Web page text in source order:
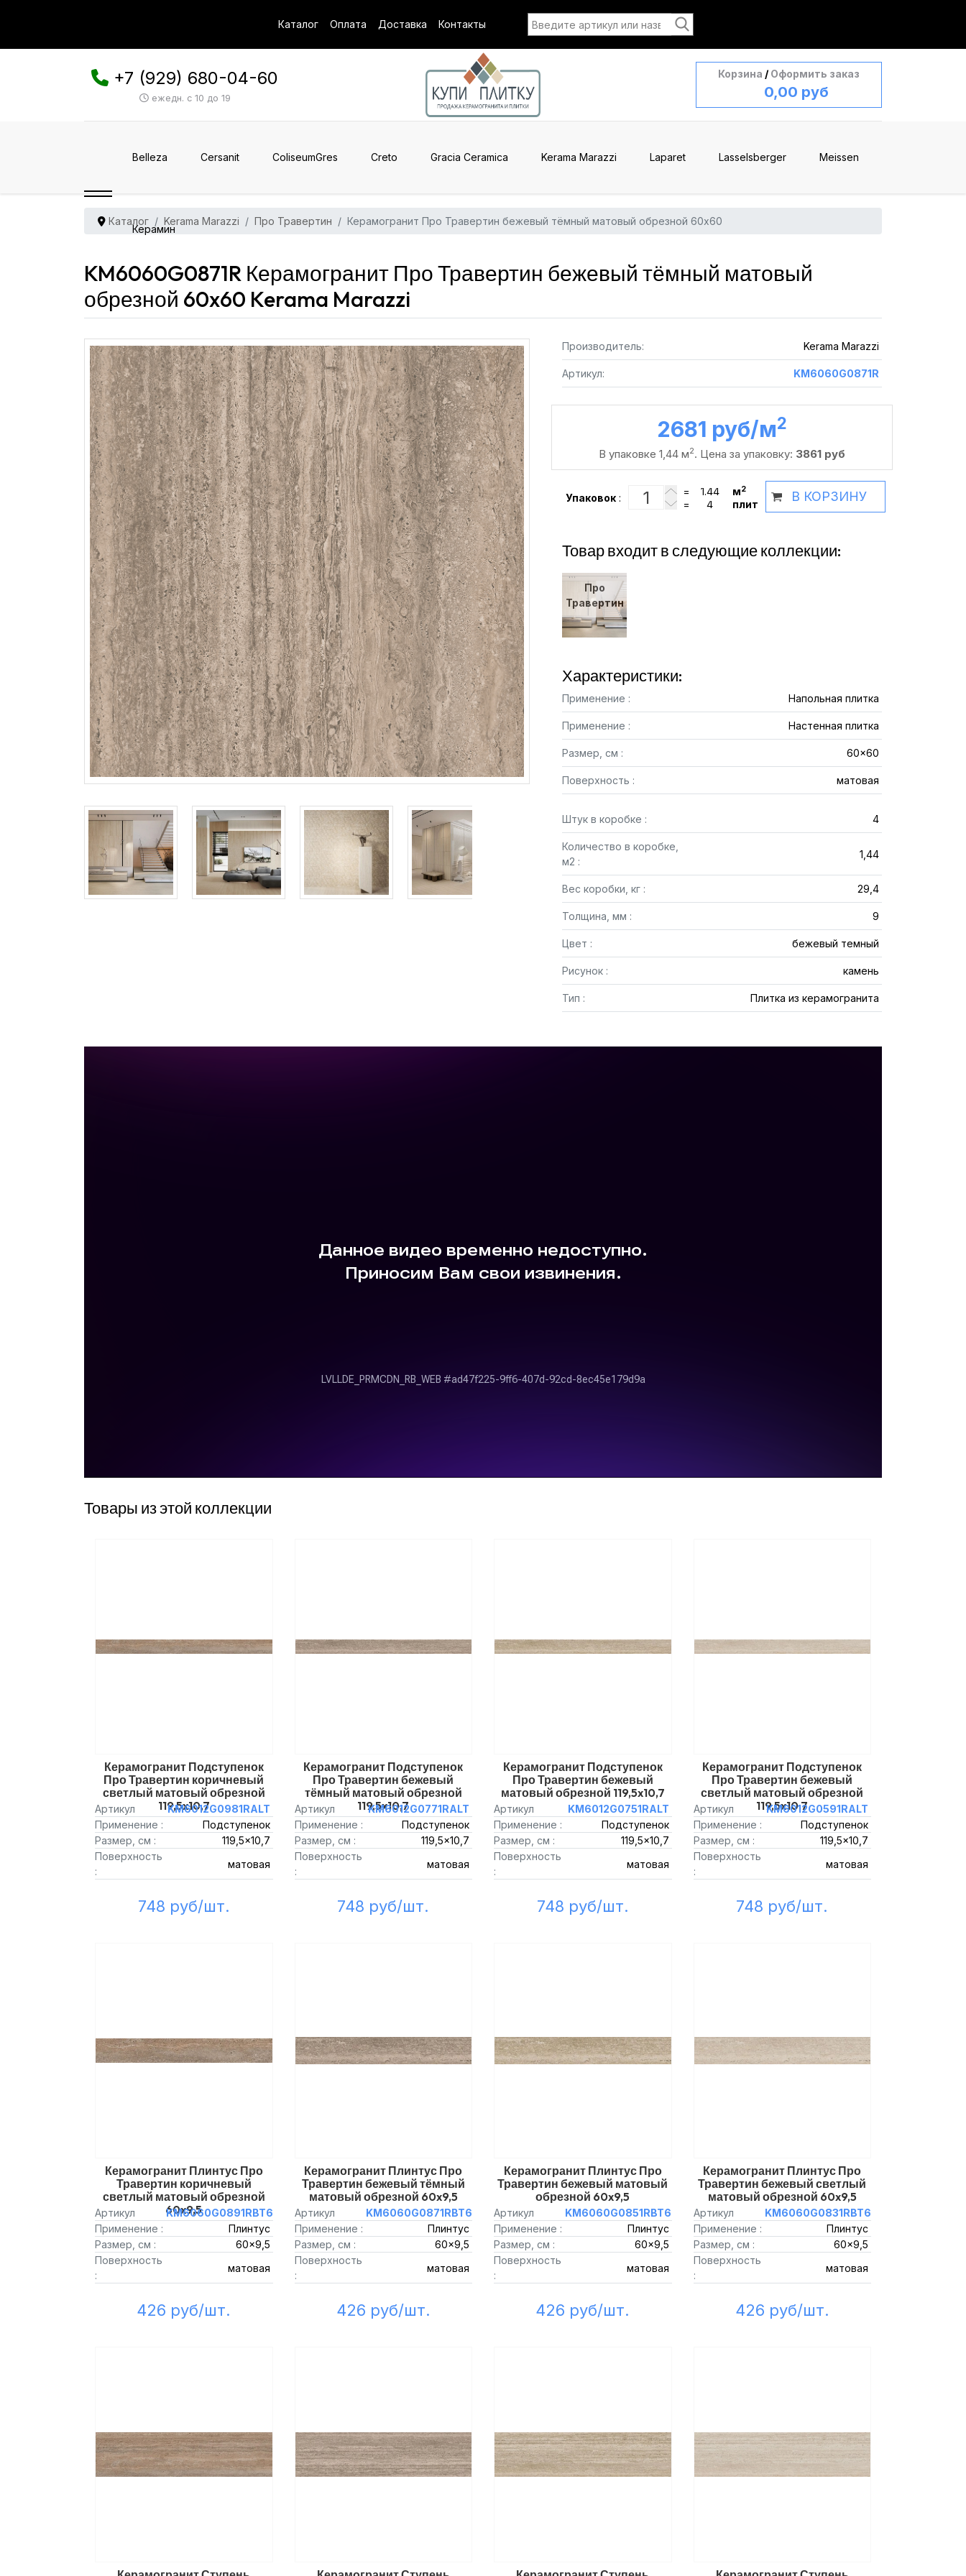
Каталог Оплата Доставка Контакты
+7 (929) 680-04-60
ежедн. с 10 до 19
Корзина / Оформить заказ
0,00 руб
Belleza Cersanit ColiseumGres Creto Gracia Ceramica Kerama Marazzi Laparet Lasselsberger Meissen
Керамин
Каталог Kerama Marazzi Про Травертин Керамогранит Про Травертин бежевый тёмный матовый обрезной 60x60
KM6060G0871R Керамогранит Про Травертин бежевый тёмный матовый
обрезной 60x60 Kerama Marazzi
Производитель: Kerama Marazzi
Артикул: KM6060G0871R
2681 руб /м2
В упаковке 1,44 м2. Цена за упаковку: 3861 руб
Упаковок :
= м2
= плит
В КОРЗИНУ
Товар входит в следующие коллекции:
Про
Травертин
Характеристики:
Применение : Напольная плитка
Применение : Настенная плитка
Размер, см : 60x60
Поверхность : матовая
Штук в коробке : 4
Количество в коробке,
м2 :
1,44
Вес коробки, кг : 29,4
Толщина, мм : 9
Цвет : бежевый темный
Рисунок : камень
Тип : Плитка из керамогранита
Товары из этой коллекции
Керамогранит Подступенок
Про Травертин коричневый
светлый матовый обрезной
119,5x10,7
Артикул
KM6012G0981RALT
Применение :
Подступенок
Размер, см :
119,5x10,7
Поверхность
:
матовая
748 руб/шт.
Керамогранит Подступенок
Про Травертин бежевый
тёмный матовый обрезной
119,5x10,7
Артикул
KM6012G0771RALT
Применение :
Подступенок
Размер, см :
119,5x10,7
Поверхность
:
матовая
748 руб/шт.
Керамогранит Подступенок
Про Травертин бежевый
матовый обрезной 119,5x10,7
Артикул
KM6012G0751RALT
Применение :
Подступенок
Размер, см :
119,5x10,7
Поверхность
:
матовая
748 руб/шт.
Керамогранит Подступенок
Про Травертин бежевый
светлый матовый обрезной
119,5x10,7
Артикул
KM6012G0591RALT
Применение :
Подступенок
Размер, см :
119,5x10,7
Поверхность
:
матовая
748 руб/шт.
Керамогранит Плинтус Про
Травертин коричневый
светлый матовый обрезной
60x9,5
Артикул
KM6060G0891RBT6
Применение :
Плинтус
Размер, см :
60x9,5
Поверхность
:
матовая
426 руб/шт.
Керамогранит Плинтус Про
Травертин бежевый тёмный
матовый обрезной 60x9,5
Артикул
KM6060G0871RBT6
Применение :
Плинтус
Размер, см :
60x9,5
Поверхность
:
матовая
426 руб/шт.
Керамогранит Плинтус Про
Травертин бежевый матовый
обрезной 60x9,5
Артикул
KM6060G0851RBT6
Применение :
Плинтус
Размер, см :
60x9,5
Поверхность
:
матовая
426 руб/шт.
Керамогранит Плинтус Про
Травертин бежевый светлый
матовый обрезной 60x9,5
Артикул
KM6060G0831RBT6
Применение :
Плинтус
Размер, см :
60x9,5
Поверхность
:
матовая
426 руб/шт.